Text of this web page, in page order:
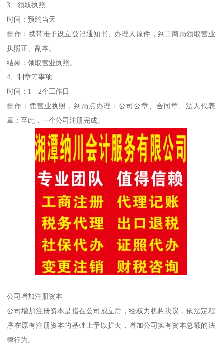
3、领取执照
时间：预约当天
操作：携带准予设立登记通知书、办理人原件，到工商局领取营业
执照正、副本。
结果：领取营业执照。
4、制章等事项
时间：1—2个工作日
操作：凭营业执照，到局点办理：公司公章、合同章、法人代表
章；至此，一个公司注册完成。
公司增加注册资本
公司增加注册资本是指在公司成立后，经权力机构决议，依法定程
序在原有注册资本的基础上予以扩大，增加公司实有资本总额的法
律行为。